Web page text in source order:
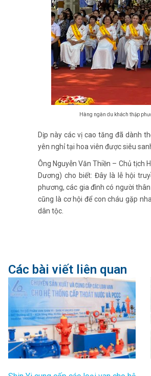
Hàng ngàn du khách thập
Dịp này các vị cao tăng đã dành
yên nghỉ tại hoa viên được siêu
Ông Nguyễn Văn Thiền – Chủ tịch
Dương) cho biết: Đây là lễ hội
phương, các gia đình có người
cũng là cơ hội để con cháu gặp
dân tộc.
Các bài viết liên quan